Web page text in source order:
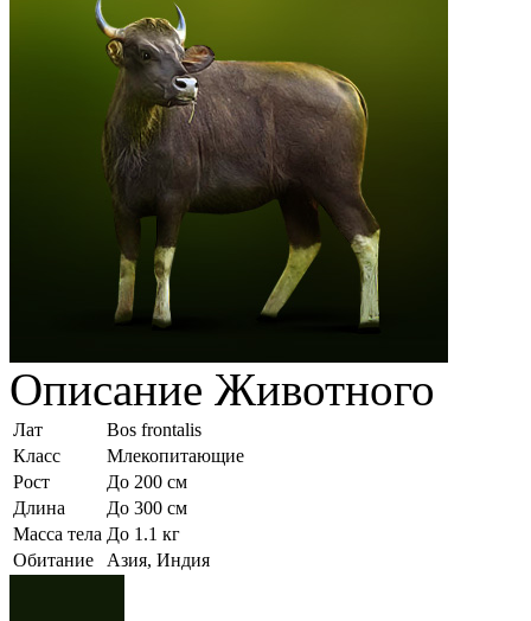
Описание Животного
Лат
Bos frontalis
Класс
Млекопитающие
Рост
До 200 см
Длина
До 300 см
Масса тела До 1.1 кг
Обитание
Азия, Индия